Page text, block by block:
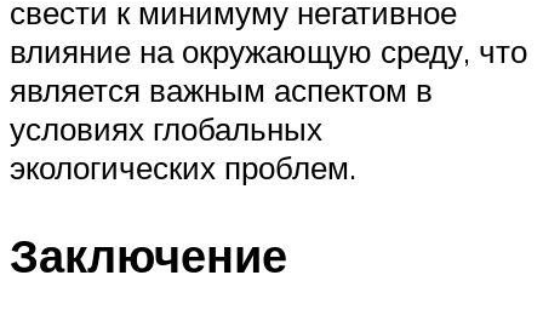
свести к минимуму негативное
влияние на окружающую среду, что
является важным аспектом в
условиях глобальных
экологических проблем.
Заключение